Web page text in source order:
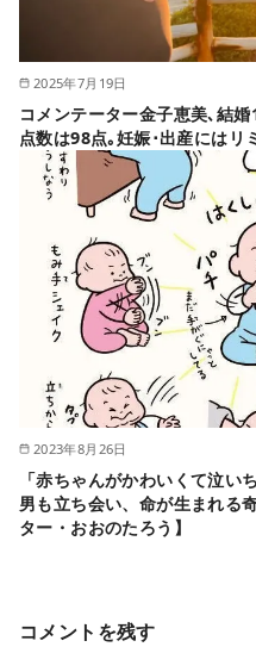
2025年7月19日
コメンテーター金子恵美､結
点数は98点｡妊娠･出産にはリ
2023年8月26日
「赤ちゃんがかわいくて泣い
男も立ち会い、命が生まれる
ター・おおのたろう】
コメントを残す